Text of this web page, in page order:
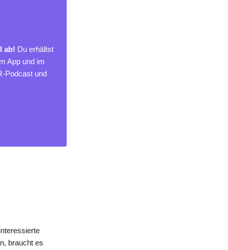
ab! Du erhältst
App und im
Podcast und
braucht es